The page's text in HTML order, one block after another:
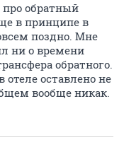
обратный
в принципе в
поздно. Мне
ни о времени
обратного.
оставлено не
вообще никак.